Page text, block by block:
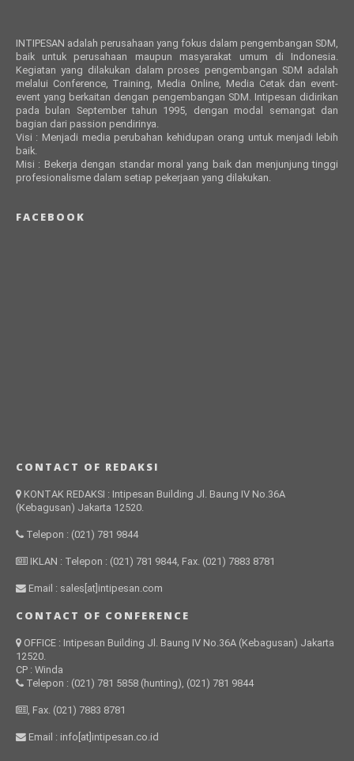
INTIPESAN adalah perusahaan yang fokus dalam pengembangan SDM,
baik untuk perusahaan maupun masyarakat umum di Indonesia.
Kegiatan yang dilakukan dalam proses pengembangan SDM adalah
melalui Conference, Training, Media Online, Media Cetak dan event-
event yang berkaitan dengan pengembangan SDM. Intipesan didirikan
pada bulan September tahun 1995, dengan modal semangat dan
bagian dari passion pendirinya.
Visi : Menjadi media perubahan kehidupan orang untuk menjadi lebih
baik.
Misi : Bekerja dengan standar moral yang baik dan menjunjung tinggi
profesionalisme dalam setiap pekerjaan yang dilakukan.
FACEBOOK
CONTACT OF REDAKSI
KONTAK REDAKSI : Intipesan Building Jl. Baung IV No.36A
(Kebagusan) Jakarta 12520.
Telepon : (021) 781 9844
IKLAN : Telepon : (021) 781 9844, Fax. (021) 7883 8781
Email : sales[at]intipesan.com
CONTACT OF CONFERENCE
OFFICE : Intipesan Building Jl. Baung IV No.36A (Kebagusan) Jakarta
12520.
CP : Winda
Telepon : (021) 781 5858 (hunting), (021) 781 9844
, Fax. (021) 7883 8781
Email : info[at]intipesan.co.id